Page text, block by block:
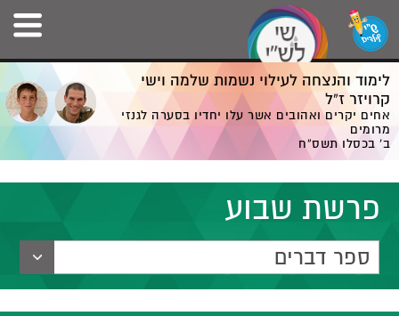
לימוד והנצחה לעילוי נשמות שלמה וישי
קרויזר ז”ל
אחים יקרים ואהובים אשר עלו יחדיו בסערה לגנזי
מרומים
ב' בכסלו תשס”ח
פרשת שבוע
ספר דברים